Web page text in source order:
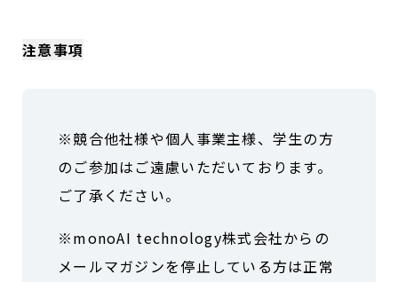
注意事項
※競合他社様や個人事業主様、学生の方
のご参加はご遠慮いただいております。
ご了承ください。
※monoAI technology株式会社からの
メールマガジンを停止している方は正常